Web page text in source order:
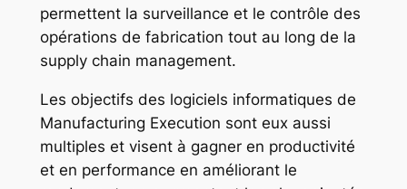
permettent la surveillance et le contrôle des
opérations de fabrication tout au long de la
supply chain management.
Les objectifs des logiciels informatiques de
Manufacturing Execution sont eux aussi
multiples et visent à gagner en productivité
et en performance en améliorant le